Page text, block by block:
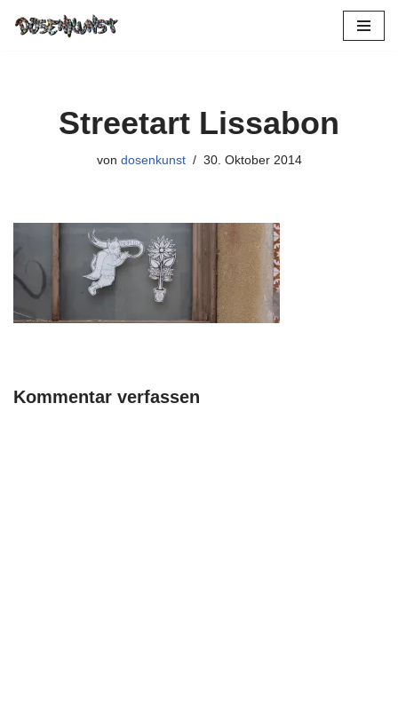
Streetart Lissabon
von dosenkunst 30. Oktober 2014
Kommentar verfassen